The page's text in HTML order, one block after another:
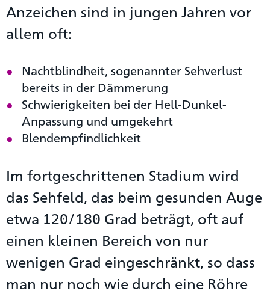
Anzeichen sind in jungen Jahren vor
allem oft:
Nachtblindheit, sogenannter Sehverlust
bereits in der Dämmerung
Schwierigkeiten bei der Hell-Dunkel-
Anpassung und umgekehrt
Blendempfindlichkeit
Im fortgeschrittenen Stadium wird
das Sehfeld, das beim gesunden Auge
etwa 120/180 Grad beträgt, oft auf
einen kleinen Bereich von nur
wenigen Grad eingeschränkt, so dass
man nur noch wie durch eine Röhre